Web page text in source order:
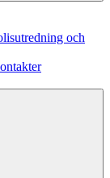
och